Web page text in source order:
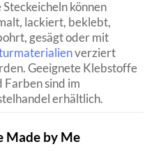
Steckeicheln können
lackiert, beklebt,
gesägt oder mit
verziert
Geeignete Klebstoffe
Farben sind im
erhältlich.
Made by Me